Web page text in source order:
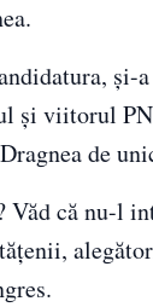
şi-
şi viitorul
de
Văd că nu-l